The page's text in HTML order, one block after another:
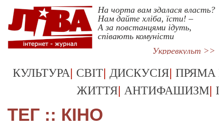
На чорта вам здалася власть?
Нам дайте хліба, їсти! –
А за повстанцями ідуть,
співають комуністи
Укрревкульт >>
КУЛЬТУРА| СВІТ| ДИСКУСІЯ| ПРЯМА
ЖИТТЯ| АНТИФАШИЗМ|
ТЕГ :: КІНО